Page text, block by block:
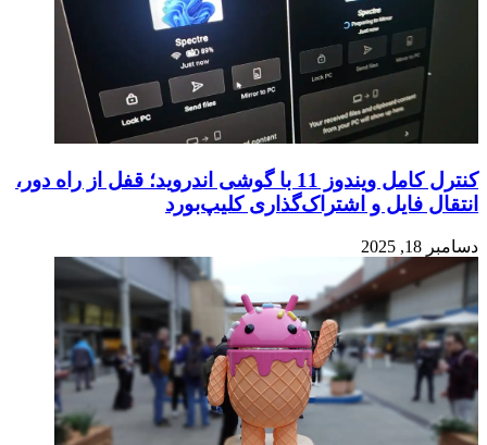
کنترل کامل ویندوز 11 با گوشی اندروید؛ قفل از راه دور،
انتقال فایل و اشتراک‌گذاری کلیپ‌بورد
دسامبر 18, 2025